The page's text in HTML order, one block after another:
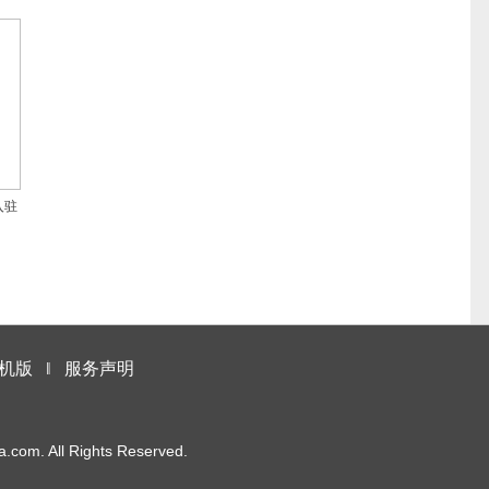
驻
版 ‖ 服务声明
All Rights Reserved.